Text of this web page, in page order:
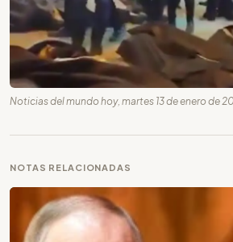
Noticias del mundo hoy, martes 13 de enero de
NOTAS RELACIONADAS